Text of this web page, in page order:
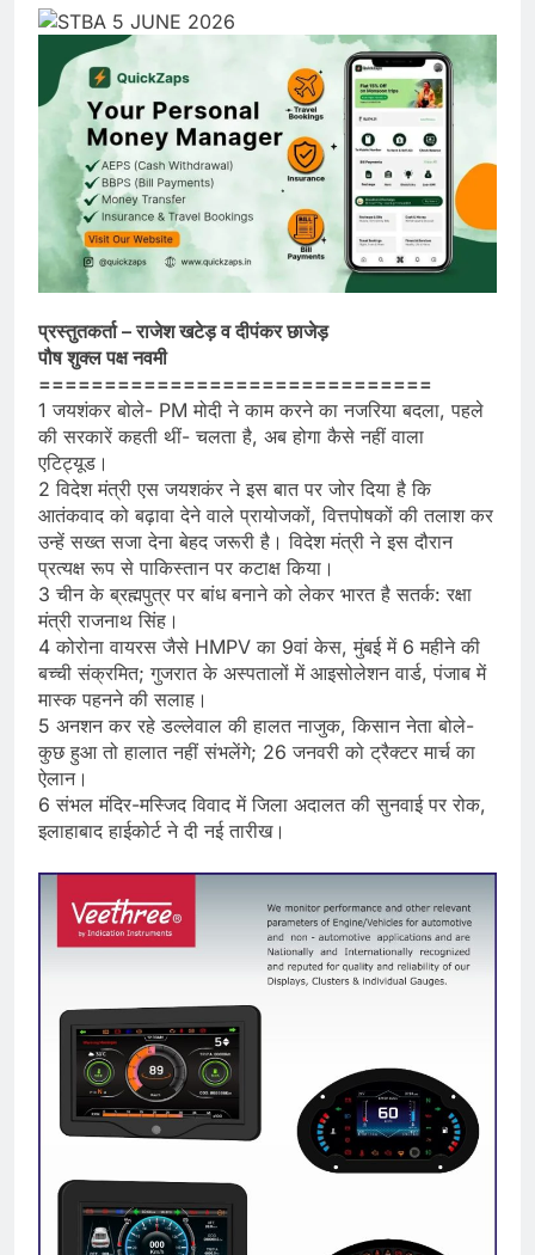
प्रस्तुतकर्ता – राजेश खटेड़ व दीपंकर छाजेड़
पौष शुक्ल पक्ष नवमी
==============================
1 जयशंकर बोले- PM मोदी ने काम करने का नजरिया बदला, पहले
की सरकारें कहती थीं- चलता है, अब होगा कैसे नहीं वाला
एटिट्यूड।
2 विदेश मंत्री एस जयशकंर ने इस बात पर जोर दिया है कि
आतंकवाद को बढ़ावा देने वाले प्रायोजकों, वित्तपोषकों की तलाश कर
उन्हें सख्त सजा देना बेहद जरूरी है। विदेश मंत्री ने इस दौरान
प्रत्यक्ष रूप से पाकिस्तान पर कटाक्ष किया।
3 चीन के ब्रह्मपुत्र पर बांध बनाने को लेकर भारत है सतर्क: रक्षा
मंत्री राजनाथ सिंह।
4 कोरोना वायरस जैसे HMPV का 9वां केस, मुंबई में 6 महीने की
बच्ची संक्रमित; गुजरात के अस्पतालों में आइसोलेशन वार्ड, पंजाब में
मास्क पहनने की सलाह।
5 अनशन कर रहे डल्लेवाल की हालत नाजुक, किसान नेता बोले-
कुछ हुआ तो हालात नहीं संभलेंगे; 26 जनवरी को ट्रैक्टर मार्च का
ऐलान।
6 संभल मंदिर-मस्जिद विवाद में जिला अदालत की सुनवाई पर रोक,
इलाहाबाद हाईकोर्ट ने दी नई तारीख।